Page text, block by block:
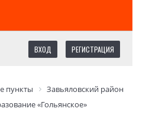
ВХОД РЕГИСТРАЦИЯ
пункты
Завьяловский район
«Гольянское»